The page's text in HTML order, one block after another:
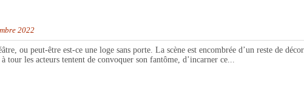
2022
ou peut-être est-ce une loge sans porte. La scène est encombrée d’un reste de
tour les acteurs tentent de convoquer son fantôme, d’incarner ce...